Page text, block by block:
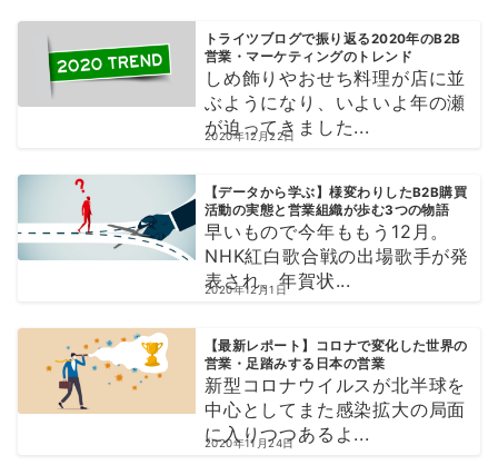
トライツブログで振り返る2020年のB2B
営業・マーケティングのトレンド
しめ飾りやおせち料理が店に並
ぶようになり、いよいよ年の瀬
が迫ってきました...
2020年12月22日
【データから学ぶ】様変わりしたB2B購買
活動の実態と営業組織が歩む3つの物語
早いもので今年ももう12月。
NHK紅白歌合戦の出場歌手が発
表され、年賀状...
2020年12月1日
【最新レポート】コロナで変化した世界の
営業・足踏みする日本の営業
新型コロナウイルスが北半球を
中心としてまた感染拡大の局面
に入りつつあるよ...
2020年11月24日